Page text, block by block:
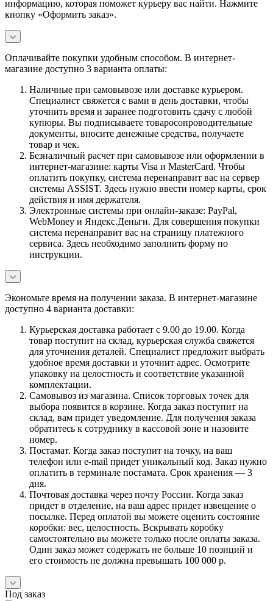
информацию, которая поможет курьеру вас найти. Нажмите
кнопку «Оформить заказ».
Оплачивайте покупки удобным способом. В интернет-
магазине доступно 3 варианта оплаты:
Наличные при самовывозе или доставке курьером.
Специалист свяжется с вами в день доставки, чтобы
уточнить время и заранее подготовить сдачу с любой
купюры. Вы подписываете товаросопроводительные
документы, вносите денежные средства, получаете
товар и чек.
Безналичный расчет при самовывозе или оформлении в
интернет-магазине: карты Visa и MasterCard. Чтобы
оплатить покупку, система перенаправит вас на сервер
системы ASSIST. Здесь нужно ввести номер карты, срок
действия и имя держателя.
Электронные системы при онлайн-заказе: PayPal,
WebMoney и Яндекс.Деньги. Для совершения покупки
система перенаправит вас на страницу платежного
сервиса. Здесь необходимо заполнить форму по
инструкции.
Экономьте время на получении заказа. В интернет-магазине
доступно 4 варианта доставки:
Курьерская доставка работает с 9.00 до 19.00. Когда
товар поступит на склад, курьерская служба свяжется
для уточнения деталей. Специалист предложит выбрать
удобное время доставки и уточнит адрес. Осмотрите
упаковку на целостность и соответствие указанной
комплектации.
Самовывоз из магазина. Список торговых точек для
выбора появится в корзине. Когда заказ поступит на
склад, вам придет уведомление. Для получения заказа
обратитесь к сотруднику в кассовой зоне и назовите
номер.
Постамат. Когда заказ поступит на точку, на ваш
телефон или e-mail придет уникальный код. Заказ нужно
оплатить в терминале постамата. Срок хранения — 3
дня.
Почтовая доставка через почту России. Когда заказ
придет в отделение, на ваш адрес придет извещение о
посылке. Перед оплатой вы можете оценить состояние
коробки: вес, целостность. Вскрывать коробку
самостоятельно вы можете только после оплаты заказа.
Один заказ может содержать не больше 10 позиций и
его стоимость не должна превышать 100 000 р.
Под заказ